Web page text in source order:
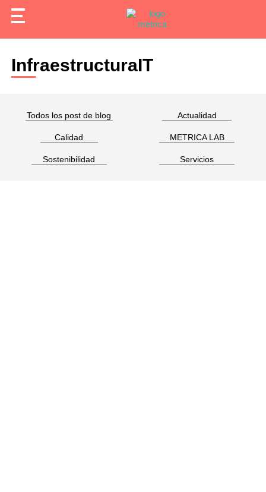
InfraestructuraIT
Todos los post de blog Actualidad
Calidad METRICA LAB
Sostenibilidad Servicios